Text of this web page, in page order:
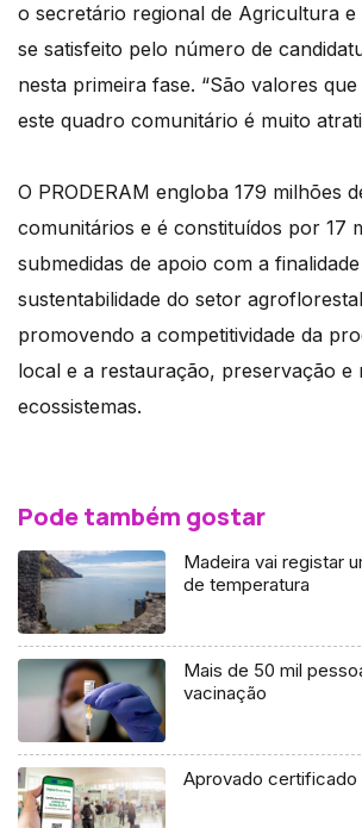
o secretário regional de Agricultura e
se satisfeito pelo número de
nesta primeira fase. “São valores
este quadro comunitário é muito
O PRODERAM engloba 179 milhões
comunitários e é constituídos por 17
submedidas de apoio com a
sustentabilidade do setor
promovendo a competitividade da
local e a restauração, preservação e
ecossistemas.
Pode também gostar
Madeira vai registar
de temperatura
Mais de 50 mil
vacinação
Aprovado certificado